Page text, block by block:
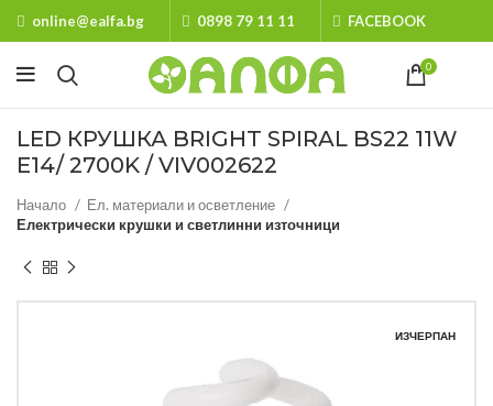
online@ealfa.bg 0898 79 11 11 FACEBOOK
0
LED КРУШКА BRIGHT SPIRAL BS22 11W
E14/ 2700K / VIV002622
Начало
Ел. материали и осветление
Електрически крушки и светлинни източници
ИЗЧЕРПАН